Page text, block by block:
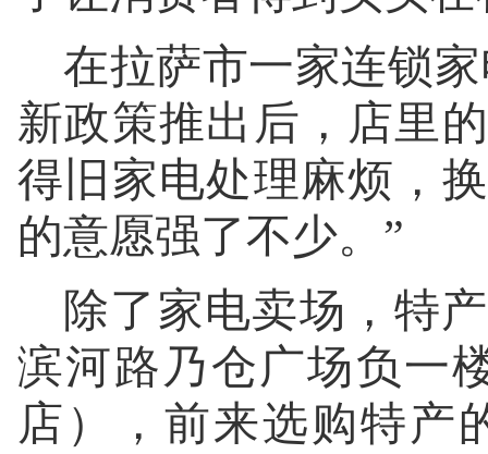
在拉萨市一家连锁
新政策推出后，店里
得旧家电处理麻烦，
的意愿强了不少。”
除了家电卖场，特
滨河路乃仓广场负一
店），前来选购特产